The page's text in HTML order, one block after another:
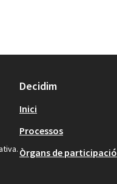
Decidim
Inici
Processos
Òrgans de participació